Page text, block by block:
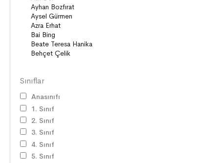
Sınıflar
Anasınıfı
1. Sınıf
2. Sınıf
3. Sınıf
4. Sınıf
5. Sınıf